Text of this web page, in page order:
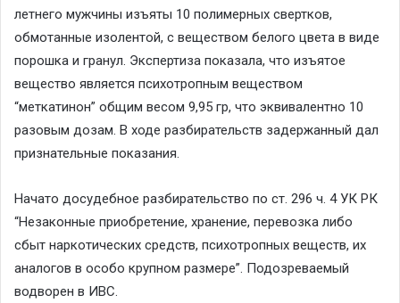
летнего мужчины изъяты 10 полимерных свертков,
обмотанные изолентой, с веществом белого цвета в виде
порошка и гранул. Экспертиза показала, что изъятое
вещество является психотропным веществом
“меткатинон” общим весом 9,95 гр, что эквивалентно 10
разовым дозам. В ходе разбирательств задержанный дал
признательные показания.
Начато досудебное разбирательство по ст. 296 ч. 4 УК РК
“Незаконные приобретение, хранение, перевозка либо
сбыт наркотических средств, психотропных веществ, их
аналогов в особо крупном размере”. Подозреваемый
водворен в ИВС.